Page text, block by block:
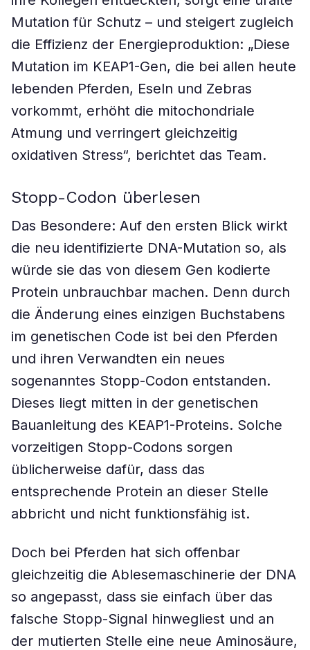
Mutation für Schutz – und steigert zugleich
die Effizienz der Energieproduktion: „Diese
Mutation im KEAP1-Gen, die bei allen heute
lebenden Pferden, Eseln und Zebras
vorkommt, erhöht die mitochondriale
Atmung und verringert gleichzeitig
oxidativen Stress“, berichtet das Team.
Stopp-Codon überlesen
Das Besondere: Auf den ersten Blick wirkt
die neu identifizierte DNA-Mutation so, als
würde sie das von diesem Gen kodierte
Protein unbrauchbar machen. Denn durch
die Änderung eines einzigen Buchstabens
im genetischen Code ist bei den Pferden
und ihren Verwandten ein neues
sogenanntes Stopp-Codon entstanden.
Dieses liegt mitten in der genetischen
Bauanleitung des KEAP1-Proteins. Solche
vorzeitigen Stopp-Codons sorgen
üblicherweise dafür, dass das
entsprechende Protein an dieser Stelle
abbricht und nicht funktionsfähig ist.
Doch bei Pferden hat sich offenbar
gleichzeitig die Ablesemaschinerie der DNA
so angepasst, dass sie einfach über das
falsche Stopp-Signal hinwegliest und an
der mutierten Stelle eine neue Aminosäure,